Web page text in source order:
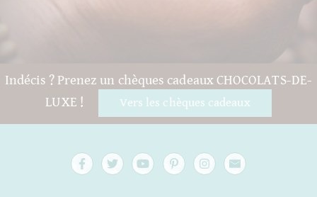
Indécis ? Prenez un chèques cadeaux CHOCOLATS-DE-
LUXE !
Vers les chèques cadeaux